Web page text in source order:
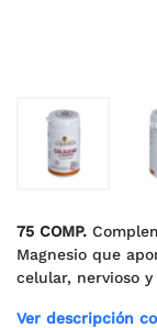
75 COMP.
Magnesio que
celular, nervioso
Ver descripción